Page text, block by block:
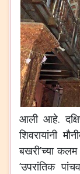
आली आहे.
शिवरायांनी
बखरी’च्या
‘उपरांतिक